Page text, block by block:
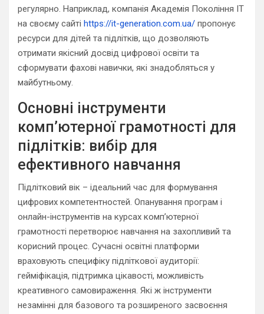
регулярно. Наприклад, компанія Академія Покоління IT
на своєму сайті https://it-generation.com.ua/ пропонує
ресурси для дітей та підлітків, що дозволяють
отримати якісний досвід цифрової освіти та
сформувати фахові навички, які знадобляться у
майбутньому.
Основні інструменти
комп’ютерної грамотності для
підлітків: вибір для
ефективного навчання
Підлітковий вік – ідеальний час для формування
цифрових компетентностей. Опанування програм і
онлайн-інструментів на курсах комп’ютерної
грамотності перетворює навчання на захопливий та
корисний процес. Сучасні освітні платформи
враховують специфіку підліткової аудиторії:
гейміфікація, підтримка цікавості, можливість
креативного самовираження. Які ж інструменти
незамінні для базового та розширеного засвоєння